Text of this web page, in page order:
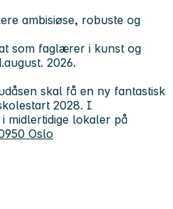
ambisiøse, robuste og
som faglærer i kunst og
2026.
skal få en ny fantastisk
2028. I
midlertidige lokaler på
Oslo